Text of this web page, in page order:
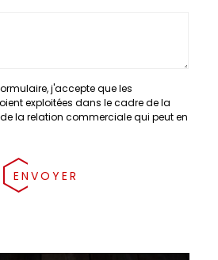
j'accepte que les
exploitées dans le cadre de la
la relation commerciale qui peut en